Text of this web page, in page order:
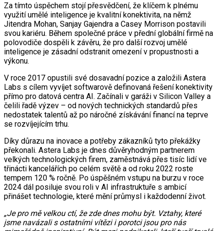
Za tímto úspěchem stojí přesvědčení, že klíčem k plnému
využití umělé inteligence je kvalitní konektivita, na němž
Jitendra Mohan, Sanjay Gajendra a Casey Morrison postavili
svou kariéru. Během společné práce v přední globální firmě na
polovodiče dospěli k závěru, že pro další rozvoj umělé
inteligence je zásadní odstranit omezení v propustnosti a
výkonu.
V roce 2017 opustili své dosavadní pozice a založili Astera
Labs s cílem vyvíjet softwarově definovaná řešení konektivity
přímo pro datová centra AI. Začínali v garáži v Silicon Valley a
čelili řadě výzev – od nových technických standardů přes
nedostatek talentů až po náročné získávání financí na teprve
se rozvíjejícím trhu.
Díky důrazu na inovace a potřeby zákazníků tyto překážky
překonali. Astera Labs je dnes důvěryhodným partnerem
velkých technologických firem, zaměstnává přes tisíc lidí ve
třinácti kancelářích po celém světě a od roku 2022 roste
tempem 120 % ročně. Po úspěšném vstupu na burzu v roce
2024 dál posiluje svou roli v AI infrastruktuře s ambicí
přinášet technologie, které mění průmysl i každodenní život.
„Je pro mě velkou ctí, že zde dnes mohu být. Vztahy, které
jsme navázali s ostatními vítězi i porotci jsou pro nás